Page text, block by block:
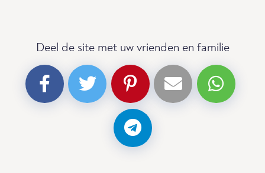
Deel de site met uw vrienden en familie